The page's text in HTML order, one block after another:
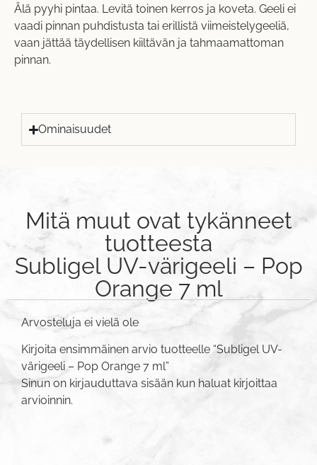
Älä pyyhi pintaa. Levitä toinen kerros ja koveta. Geeli ei
vaadi pinnan puhdistusta tai erillistä viimeistelygeeliä,
vaan jättää täydellisen kiiltävän ja tahmaamattoman
pinnan.
Ominaisuudet
Mitä muut ovat tykänneet
tuotteesta
Subligel UV-värigeeli – Pop
Orange 7 ml
Arvosteluja ei vielä ole
Kirjoita ensimmäinen arvio tuotteelle “Subligel UV-
värigeeli – Pop Orange 7 ml”
Sinun on kirjauduttava sisään kun haluat kirjoittaa
arvioinnin.